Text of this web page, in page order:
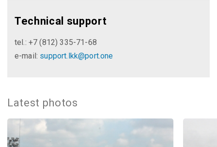
Technical support
tel.: +7 (812) 335-71-68
e-mail: support.lkk@port.one
Latest photos